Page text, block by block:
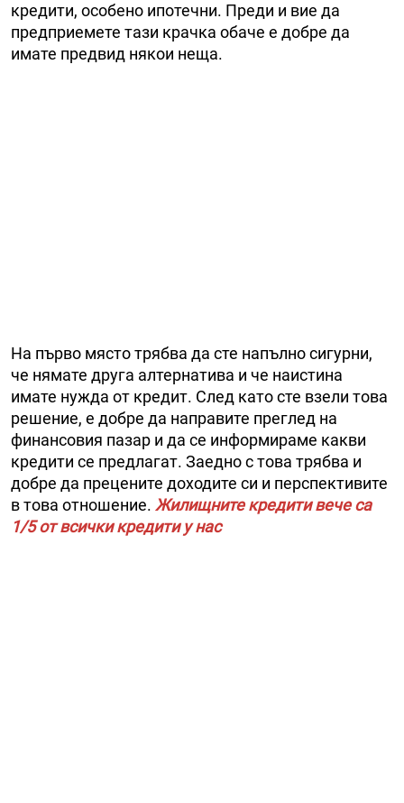
кредити, особено ипотечни. Преди и вие да
предприемете тази крачка обаче е добре да
имате предвид някои неща.
На първо място трябва да сте напълно сигурни,
че нямате друга алтернатива и че наистина
имате нужда от кредит. След като сте взели това
решение, е добре да направите преглед на
финансовия пазар и да се информираме какви
кредити се предлагат. Заедно с това трябва и
добре да прецените доходите си и перспективите
в това отношение. Жилищните кредити вече са
1/5 от всички кредити у нас